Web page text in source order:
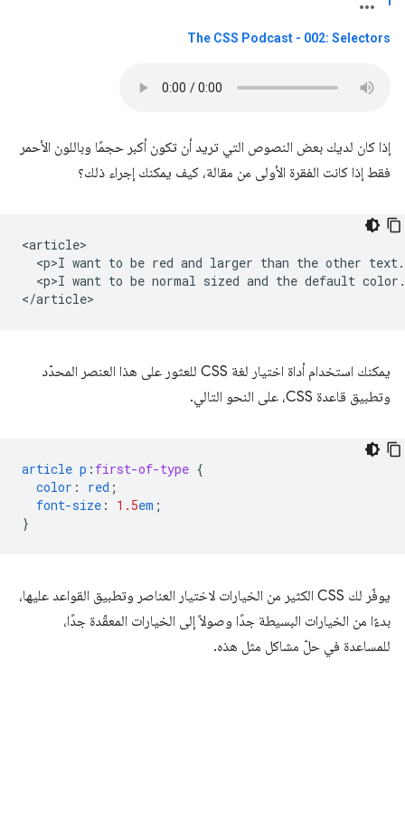
The CSS Podcast - 002: Selectors
إذا كان لديك بعض النصوص التي تريد أن تكون أكبر حجمًا وباللون الأحمر
فقط إذا كانت الفقرة الأولى من مقالة، كيف يمكنك إجراء ذلك؟
<article>
<p>I want to be red and larger than the other
<p>I want to be normal sized and the default
يمكنك استخدام أداة اختيار لغة CSS للعثور على هذا العنصر المحدّد
وتطبيق قاعدة CSS، على النحو التالي.
article p : first-of-type {
color : red ;
font-size : 1.5em ;
}
يوفّر لك CSS الكثير من الخيارات لاختيار العناصر وتطبيق القواعد عليها،
بدءًا من الخيارات البسيطة جدًا وصولاً إلى الخيارات المعقّدة جدًا،
للمساعدة في حلّ مشاكل مثل هذه.